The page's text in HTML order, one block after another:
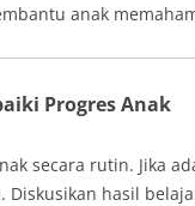
anak
Progres Anak
secara rutin. Jika
Diskusikan hasil